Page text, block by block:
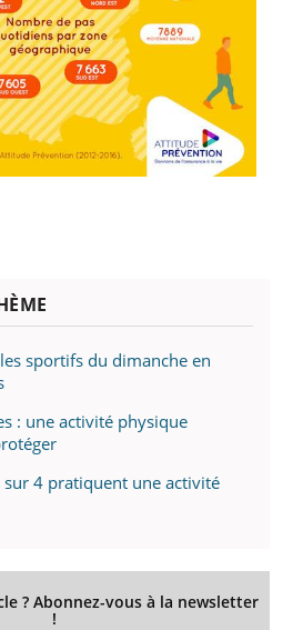
sportifs du dimanche en
: une activité physique
sur 4 pratiquent une activité
? Abonnez-vous à la newsletter
!